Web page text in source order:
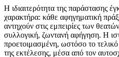
Η ιδιαιτερότητα της παράστασης
χαρακτήρα: κάθε αφηγηματική
αντηχούν στις εμπειρίες των
συλλογική, ζωντανή αφήγηση. Η
προετοιμασμένη, ωστόσο το
της εκτέλεσης, μέσα από τον